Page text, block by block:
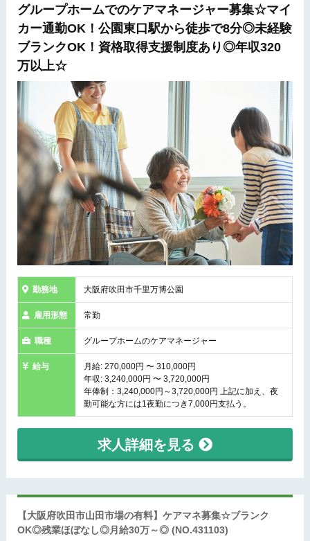
グループホームでのケアマネージャー募集☆マイ
カー通勤OK！公園東口駅から徒歩で8分◎未経験
ブランクOK！資格取得支援制度あり◎年収320
万以上☆
勤務地 大阪府吹田市千里万博公園
雇用形態 常勤
職種 グループホームのケアマネージャー
給与
月給: 270,000円 〜 310,000円
年収: 3,240,000円 〜 3,720,000円
年俸制：3,240,000円～3,720,000円 上記に加え、夜
勤可能な方には1夜勤につき7,000円支払う。
求人詳細を見る
【大阪府吹田市山田市場の有料】ケアマネ募集☆ブランク
OK◎残業ほぼなし◎月給30万～◎ (NO.431103)